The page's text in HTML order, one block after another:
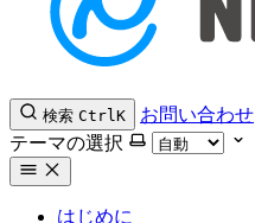
検索 CtrlK
お問い合わせ
テーマの選択
はじめに